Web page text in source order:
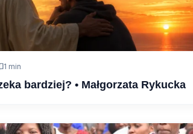
1 min
bardziej? • Małgorzata Rykucka